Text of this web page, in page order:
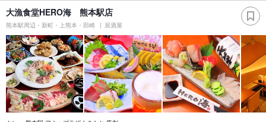
大漁食堂HERO海 熊本駅店
熊本駅周辺・新町・上熊本・田崎 居酒屋